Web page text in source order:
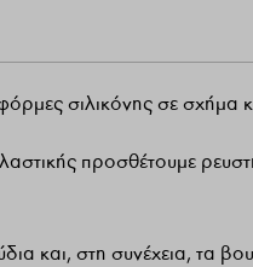
σιλικόνης σε σχήμα
προσθέτουμε
και, στη συνέχεια, τα